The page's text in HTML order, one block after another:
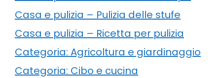
Casa e pulizia – Pulizia delle stufe
Casa e pulizia – Ricetta per pulizia
Categoria: Agricoltura e giardinaggio
Categoria: Cibo e cucina